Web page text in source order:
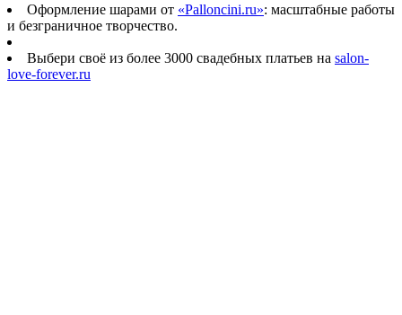
Оформление шарами от «Palloncini.ru»: масштабные работы
и безграничное творчество.
Выбери своё из более 3000 свадебных платьев на salon-
love-forever.ru